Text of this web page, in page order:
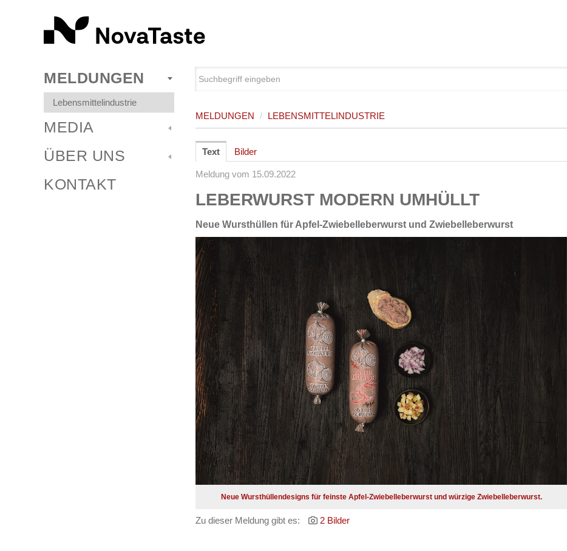
MELDUNGEN
Lebensmittelindustrie
MEDIA
ÜBER UNS
KONTAKT
MELDUNGEN / LEBENSMITTELINDUSTRIE
Text Bilder
Meldung vom 15.09.2022
LEBERWURST MODERN UMHÜLLT
Neue Wursthüllen für Apfel-Zwiebelleberwurst und Zwiebelleberwurst
Neue Wursthüllendesigns für feinste Apfel-Zwiebelleberwurst und würzige Zwiebelleberwurst.
Zu dieser Meldung gibt es: 2 Bilder